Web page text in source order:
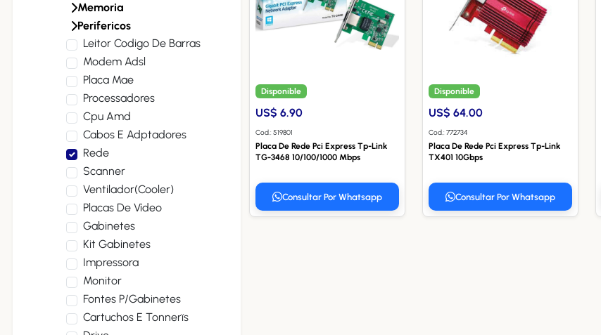
Memoria
Perifericos
Leitor Codigo De Barras
Modem Adsl
Placa Mae
Processadores
Cpu Amd
Cabos E Adptadores
Rede
Scanner
Ventilador(cooler)
Placas De Vídeo
Gabinetes
Kit Gabinetes
Impressora
Monitor
Fontes P/gabinetes
Cartuchos E Tonnerïs
Disponible
US$ 6.90
Cod.: 519801
Placa De Rede Pci Express Tp-Link
TG-3468 10/100/1000 Mbps
Consultar Por Whatsapp
Disponible
US$ 64.00
Cod.: 772734
Placa De Rede Pci Express Tp-Link
TX401 10Gbps
Consultar Por Whatsapp